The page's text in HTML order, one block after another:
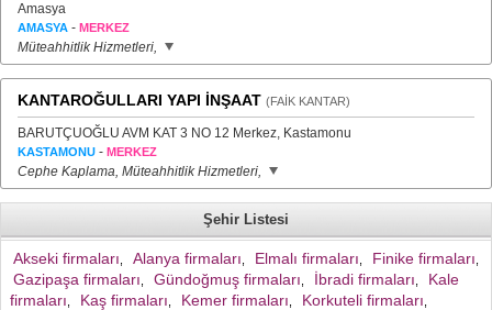
Amasya
AMASYA - MERKEZ
Müteahhitlik Hizmetleri,
KANTAROĞULLARI YAPI İNŞAAT (FAİK KANTAR)
BARUTÇUOĞLU AVM KAT 3 NO 12 Merkez, Kastamonu
KASTAMONU - MERKEZ
Cephe Kaplama, Müteahhitlik Hizmetleri,
Şehir Listesi
Akseki firmaları Alanya firmaları Elmalı firmaları Finike firmaları
Gazipaşa firmaları Gündoğmuş firmaları İbradi firmaları
Kale
firmaları
Kaş firmaları Kemer firmaları Korkuteli firmaları